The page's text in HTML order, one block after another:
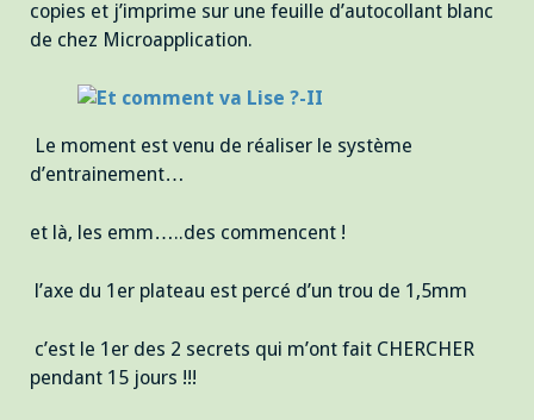
copies et j’imprime sur une feuille d’autocollant blanc
de chez Microapplication.
Le moment est venu de réaliser le système
d’entrainement…
et là, les emm…..des commencent !
l’axe du 1er plateau est percé d’un trou de 1,5mm
c’est le 1er des 2 secrets qui m’ont fait CHERCHER
pendant 15 jours !!!